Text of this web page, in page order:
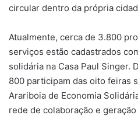
circular dentro da própria
Atualmente, cerca de 3.800
serviços estão cadastrados
solidária na Casa Paul Singer.
800 participam das oito feiras
Arariboia de Economia
rede de colaboração e